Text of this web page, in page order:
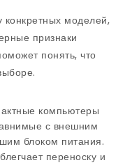
конкретных моделей,
признаки
понять, что
компьютеры
с внешним
блоком питания.
переноску и